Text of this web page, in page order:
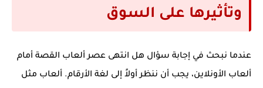
وتأثيرها على السوق
عندما نبحث في إجابة سؤال هل انتهى عصر ألعاب القصة أمام
ألعاب الأونلاين، يجب أن ننظر أولاً إلى لغة الأرقام. ألعاب مثل